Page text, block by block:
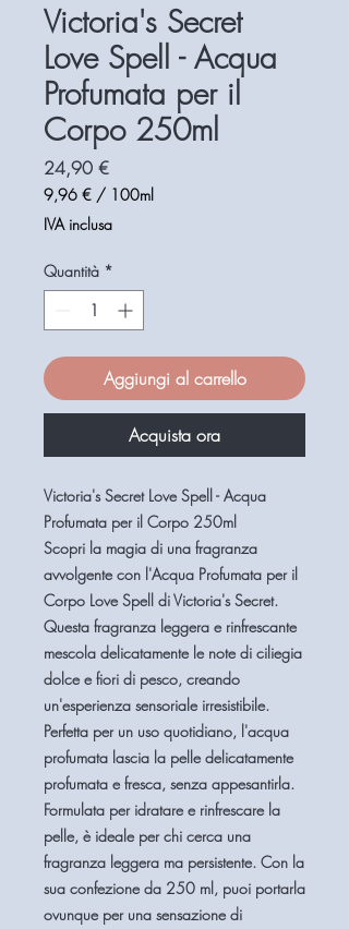
Victoria's Secret
Love Spell - Acqua
Profumata per il
Corpo 250ml
24,90 €Prezzo
9,96 € / 100ml
9,96 €
ogni
Millilitri
IVA inclusa
Quantità *
Aggiungi al carrello
Acquista ora
Victoria's Secret Love Spell - Acqua
Profumata per il Corpo 250ml
Scopri la magia di una fragranza
avvolgente con l'Acqua Profumata per il
Corpo Love Spell di Victoria's Secret.
Questa fragranza leggera e rinfrescante
mescola delicatamente le note di ciliegia
dolce e fiori di pesco, creando
un'esperienza sensoriale irresistibile.
Perfetta per un uso quotidiano, l'acqua
profumata lascia la pelle delicatamente
profumata e fresca, senza appesantirla.
Formulata per idratare e rinfrescare la
pelle, è ideale per chi cerca una
fragranza leggera ma persistente. Con la
sua confezione da 250 ml, puoi portarla
ovunque per una sensazione di